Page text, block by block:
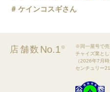
ケインコスギさん
店舗数 No.1※
※同一屋号で売
チャイズ業と
（2026年7月
センチュリー